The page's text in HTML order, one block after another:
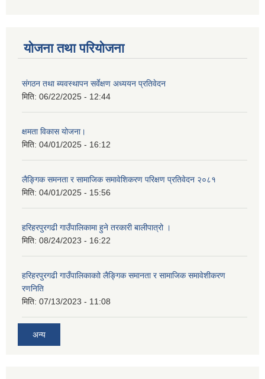
योजना तथा परियोजना
संगठन तथा ब्यवस्थापन सर्वेक्षण अध्ययन प्रतिवेदन
मिति: 06/22/2025 - 12:44
क्षमता विकास योजना।
मिति: 04/01/2025 - 16:12
लैङ्गिक समनता र सामाजिक समावेशिकरण परिक्षण प्रतिवेदन २०८१
मिति: 04/01/2025 - 15:56
हरिहरपुरगढी गाउँपालिकामा हुने तरकारी बालीपात्रो ।
मिति: 08/24/2023 - 16:22
हरिहरपुरगढी गाउँपालिकाकाो लैङ्गिक समानता र सामाजिक समावेशीकरण
रणनिति
मिति: 07/13/2023 - 11:08
अन्य